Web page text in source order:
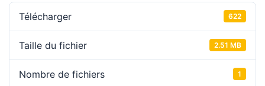
Télécharger 622
Taille du fichier 2.51 MB
Nombre de fichiers 1